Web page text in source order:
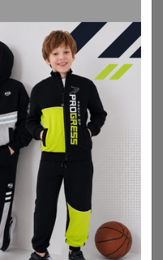
ожиданием. Если
в наличии".
16 дней. Пока
ТК
8
фирменной
под заказ.
включения в
41